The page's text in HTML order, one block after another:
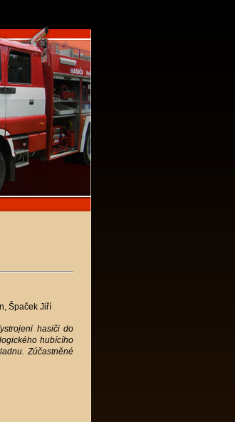
Špaček Jiří
hasiči do
hubícího
Zúčastněné